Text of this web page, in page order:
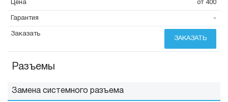
от 400
-
ЗАКАЗАТЬ
Разъемы
Замена системного разъема